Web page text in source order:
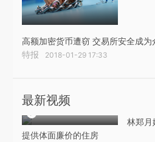
高额加密货币遭窃 交易所安全成为
特报 2018-01-29 17:33
最新视频
林郑月
提供体面廉价的住房